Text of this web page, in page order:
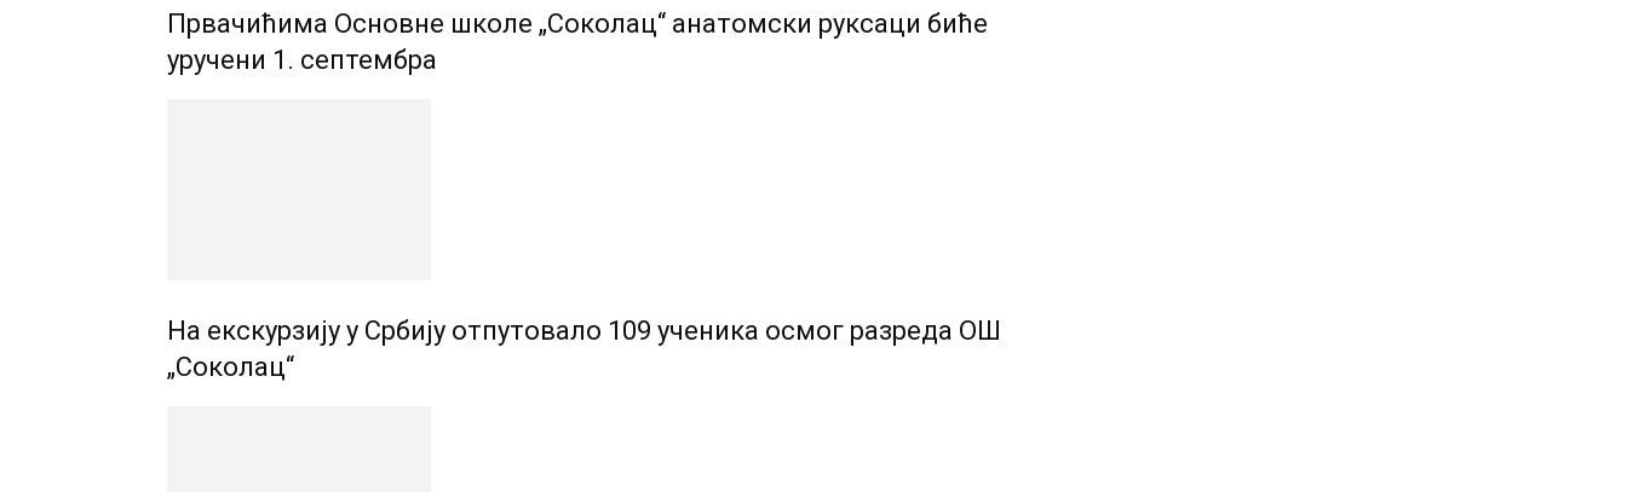
Првачићима Основне школе „Соколац“ анатомски руксаци биће
уручени 1. септембра
На екскурзију у Србију отпутовало 109 ученика осмог разреда ОШ
„Соколац“